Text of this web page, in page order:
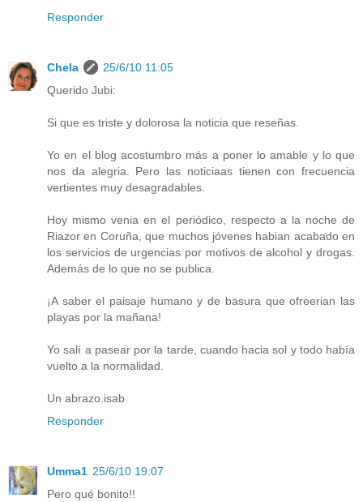
Responder
Chela
25/6/10 11:05
Querido Jubi:
Si que es triste y dolorosa la noticia que reseñas.
Yo en el blog acostumbro más a poner lo amable y lo que
nos da alegria. Pero las noticiaas tienen con frecuencia
vertientes muy desagradables.
Hoy mismo venia en el periódico, respecto a la noche de
Riazor en Coruña, que muchos jóvenes habian acabado en
los servicios de urgencias por motivos de alcohol y drogas.
Además de lo que no se publica.
¡A saber el paisaje humano y de basura que ofreerian las
playas por la mañana!
Yo salí a pasear por la tarde, cuando hacia sol y todo había
vuelto a la normalidad.
Un abrazo.isab
Responder
Umma1 25/6/10 19:07
Pero qué bonito!!